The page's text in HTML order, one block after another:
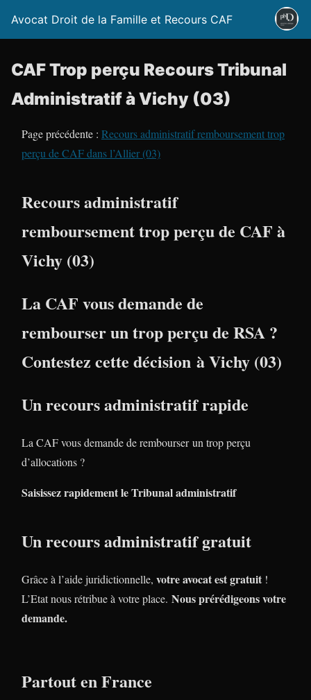
Avocat Droit de la Famille et Recours CAF
CAF Trop perçu Recours Tribunal
Administratif à Vichy (03)
Page précédente : Recours administratif remboursement trop
perçu de CAF dans l’Allier (03)
Recours administratif
remboursement trop perçu de CAF à
Vichy (03)
La CAF vous demande de
rembourser un trop perçu de RSA ?
Contestez cette décision à Vichy (03)
Un recours administratif rapide
La CAF vous demande de rembourser un trop perçu
d’allocations ?
Saisissez rapidement le Tribunal administratif
Un recours administratif gratuit
Grâce à l’aide juridictionnelle, votre avocat est gratuit !
L’Etat nous rétribue à votre place. Nous prérédigeons votre
demande.
Partout en France